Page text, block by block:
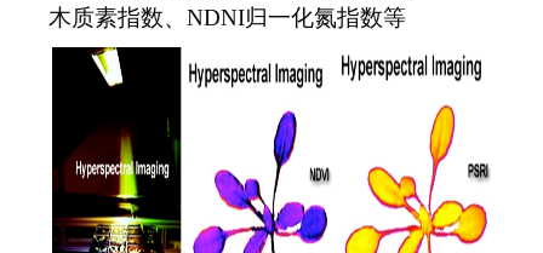
木质素指数、NDNI归一化氮指数等